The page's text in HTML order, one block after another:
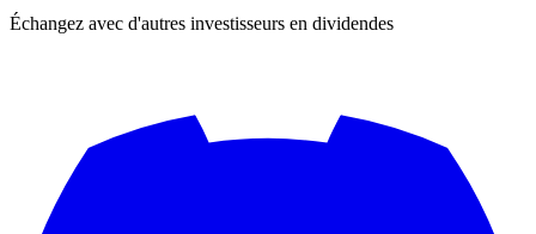
Échangez avec d'autres investisseurs en dividendes